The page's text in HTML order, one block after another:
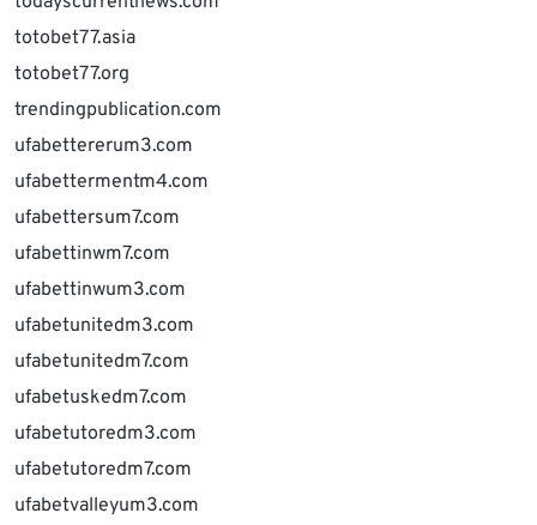
totobet77.asia
totobet77.org
trendingpublication.com
ufabettererum3.com
ufabettermentm4.com
ufabettersum7.com
ufabettinwm7.com
ufabettinwum3.com
ufabetunitedm3.com
ufabetunitedm7.com
ufabetuskedm7.com
ufabetutoredm3.com
ufabetutoredm7.com
ufabetvalleyum3.com